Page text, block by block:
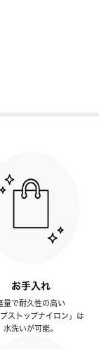
お手入れ
量で耐久性の高い
プストップナイロン」は
水洗いが可能。